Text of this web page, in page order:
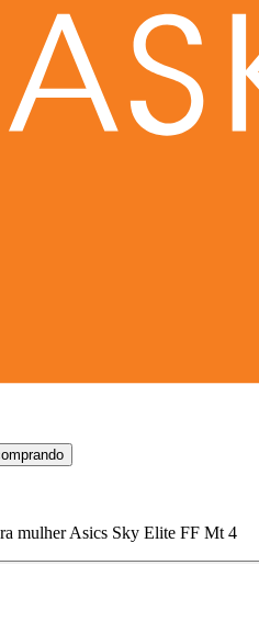
mulher Asics Sky Elite FF Mt 4